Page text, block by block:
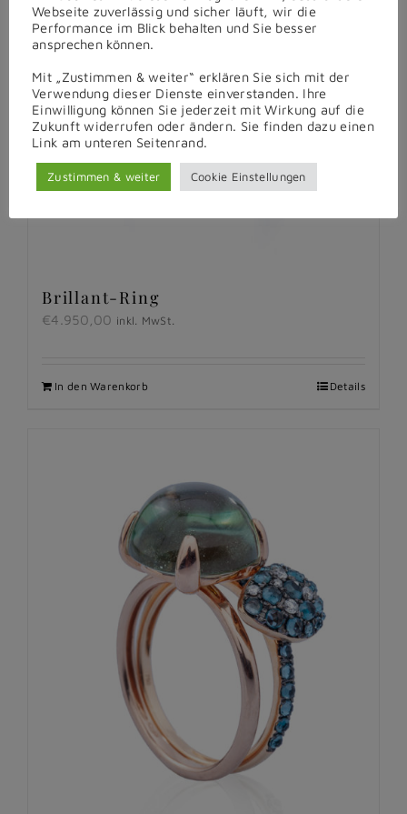
Brillant-Ring
€4.950,00 inkl. MwSt.
In den Warenkorb Details
Webseite zuverlässig und sicher läuft, wir die
Performance im Blick behalten und Sie besser
ansprechen können.
Mit „Zustimmen & weiter“ erklären Sie sich mit der
Verwendung dieser Dienste einverstanden. Ihre
Einwilligung können Sie jederzeit mit Wirkung auf die
Zukunft widerrufen oder ändern. Sie finden dazu einen
Link am unteren Seitenrand.
Zustimmen & weiter Cookie Einstellungen